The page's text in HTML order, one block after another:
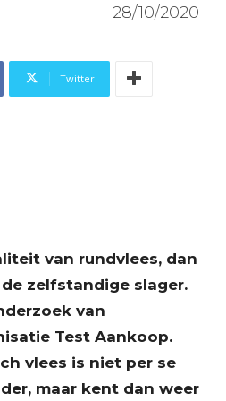
28/10/2020
Twitter
van rundvlees, dan
zelfstandige slager.
van
Test Aankoop.
vlees is niet per se
maar kent dan weer